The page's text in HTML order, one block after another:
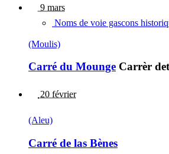
9 mars
Noms de voie gascons
(Moulis)
Carré du Mounge Carrèr
20 février
(Aleu)
Carré de las Bènes